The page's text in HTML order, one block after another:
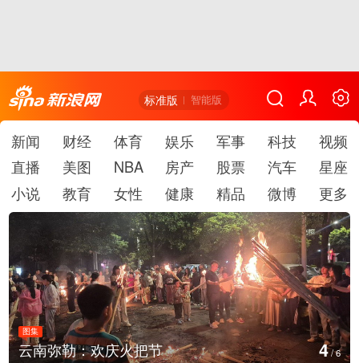
标准版 智能版
新闻 财经 体育 娱乐 军事 科技
视频
直播
美图 NBA 房产 股票 汽车
星座
小说
教育 女性 健康 精品 微博 更多
图集
江西铅山：千灯点亮葛仙村 5/6